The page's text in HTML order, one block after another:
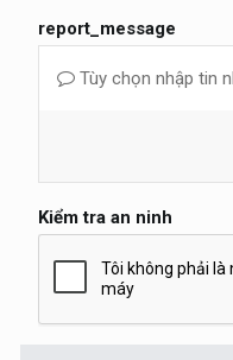
report_message
Tùy chọn nhập tin
Kiểm tra an ninh